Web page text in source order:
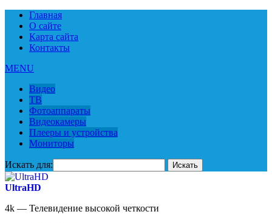
Главная
О сайте
Карта сайта
Контакты
MENU
Видео
ТВ
Фотоаппараты
Видеокамеры
Плееры и устройства
Мониторы
Искать для:
UltraHD
4k — Телевидение высокой четкости